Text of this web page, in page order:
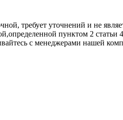
требует уточнений и не
пунктoм 2
с менеджерами нашей